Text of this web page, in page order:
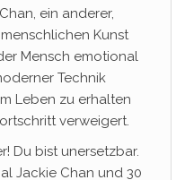
ein anderer,
Kunst
Mensch emotional
Technik
Leben zu erhalten
verweigert.
Du bist unersetzbar.
Jackie Chan und 30